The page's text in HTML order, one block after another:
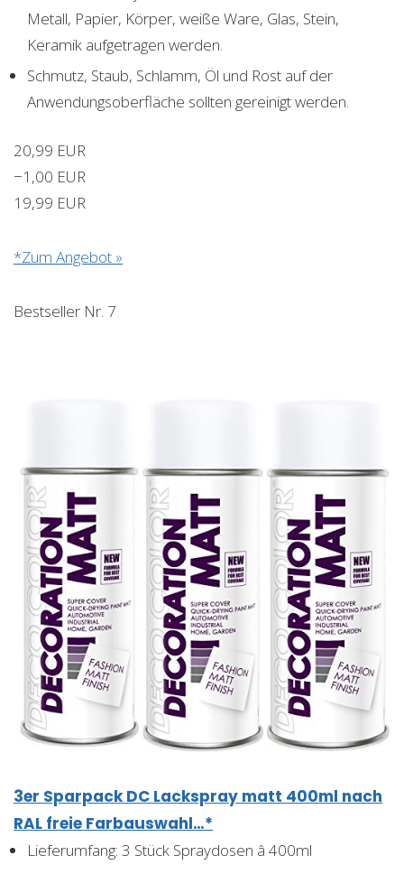
Metall, Papier, Körper, weiße Ware, Glas, Stein,
Keramik aufgetragen werden.
Schmutz, Staub, Schlamm, Öl und Rost auf der
Anwendungsoberfläche sollten gereinigt werden.
20,99 EUR
−1,00 EUR
19,99 EUR
*Zum Angebot »
Bestseller Nr. 7
3er Sparpack DC Lackspray matt 400ml nach
RAL freie Farbauswahl…*
Lieferumfang: 3 Stück Spraydosen â 400ml